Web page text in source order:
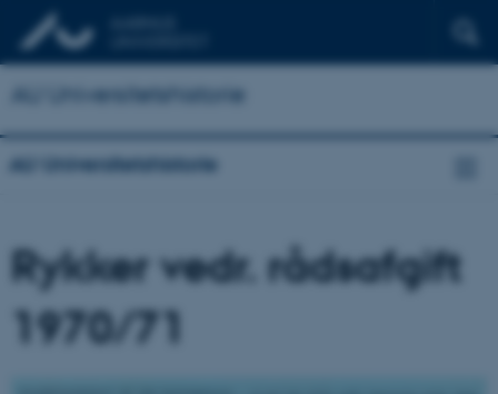
AU Universitetshistorie
AU Universitetshistorie
Rykker vedr. rådsafgift
1970/71